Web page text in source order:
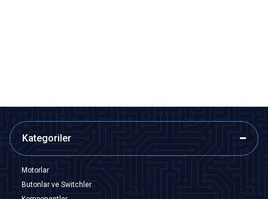
Kategoriler
Motorlar
Butonlar ve Switchler